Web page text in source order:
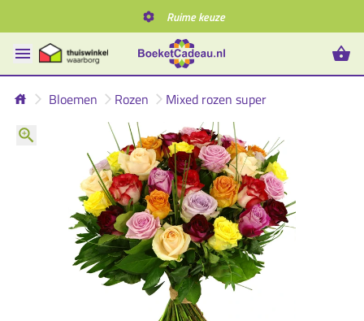
Ruime keuze
Bloemen Rozen Mixed rozen super